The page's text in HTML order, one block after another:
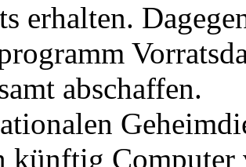
erhalten.
abschaffen.
künftig Computer